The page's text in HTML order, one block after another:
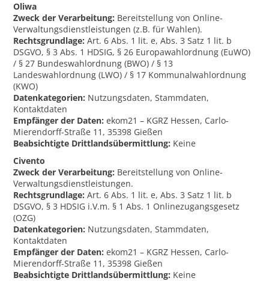
Oliwa
Zweck der Verarbeitung: Bereitstellung von Online-
Verwaltungsdienstleistungen (z.B. für Wahlen).
Rechtsgrundlage: Art. 6 Abs. 1 lit. e, Abs. 3 Satz 1 lit. b
DSGVO, § 3 Abs. 1 HDSIG, § 26 Europawahlordnung (EuWO)
/ § 27 Bundeswahlordnung (BWO) / § 13
Landeswahlordnung (LWO) / § 17 Kommunalwahlordnung
(KWO)
Datenkategorien: Nutzungsdaten, Stammdaten,
Kontaktdaten
Empfänger der Daten: ekom21 – KGRZ Hessen, Carlo-
Mierendorff-Straße 11, 35398 Gießen
Beabsichtigte Drittlandsübermittlung: Keine
Civento
Zweck der Verarbeitung: Bereitstellung von Online-
Verwaltungsdienstleistungen.
Rechtsgrundlage: Art. 6 Abs. 1 lit. e, Abs. 3 Satz 1 lit. b
DSGVO, § 3 HDSIG i.V.m. § 1 Abs. 1 Onlinezugangsgesetz
(OZG)
Datenkategorien: Nutzungsdaten, Stammdaten,
Kontaktdaten
Empfänger der Daten: ekom21 – KGRZ Hessen, Carlo-
Mierendorff-Straße 11, 35398 Gießen
Beabsichtigte Drittlandsübermittlung: Keine